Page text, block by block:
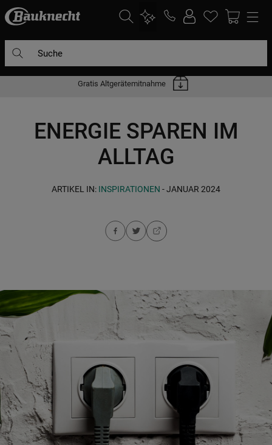
Gratis Altgerätemitnahme
ENERGIE SPAREN IM
ALLTAG
ARTIKEL IN: INSPIRATIONEN - JANUAR 2024
DIE HÄUFIGSTEN SUCHANFRAGEN
2. geschirrspülern
trockner
10. gefriertruhe